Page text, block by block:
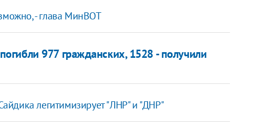
- глава МинВОТ
977 гражданских, 1528 - получили
легитимизирует "ЛНР" и "ДНР"